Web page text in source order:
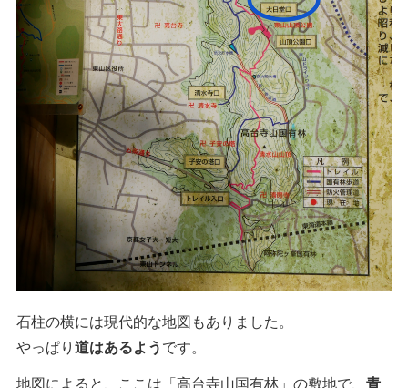
石柱の横には現代的な地図もありました。
やっぱり道はあるようです。
地図によると、ここは「高台寺山国有林」の敷地で、 青